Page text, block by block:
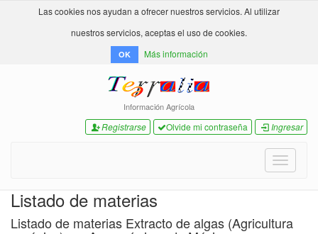
Las cookies nos ayudan a ofrecer nuestros servicios. Al utilizar
nuestros servicios, aceptas el uso de cookies.
OK Más información
Información Agrícola
Registrarse Olvide mi contraseña Ingresar
Toggle
Listado de materias
Listado de materias Extracto de algas (Agricultura